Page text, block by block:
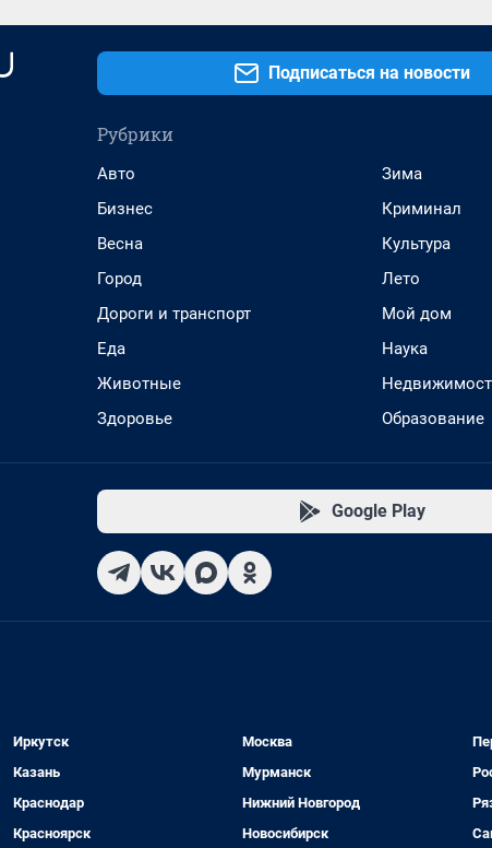
Подписаться на новости
Рубрики
Авто
Бизнес
Весна
Город
Дороги и транспорт
Еда
Животные
Здоровье
Зима
Криминал
Культура
Лето
Мой дом
Наука
Образование
Google Play
Иркутск
Казань
Краснодар
Красноярск
Москва
Мурманск
Нижний Новгород
Новосибирск